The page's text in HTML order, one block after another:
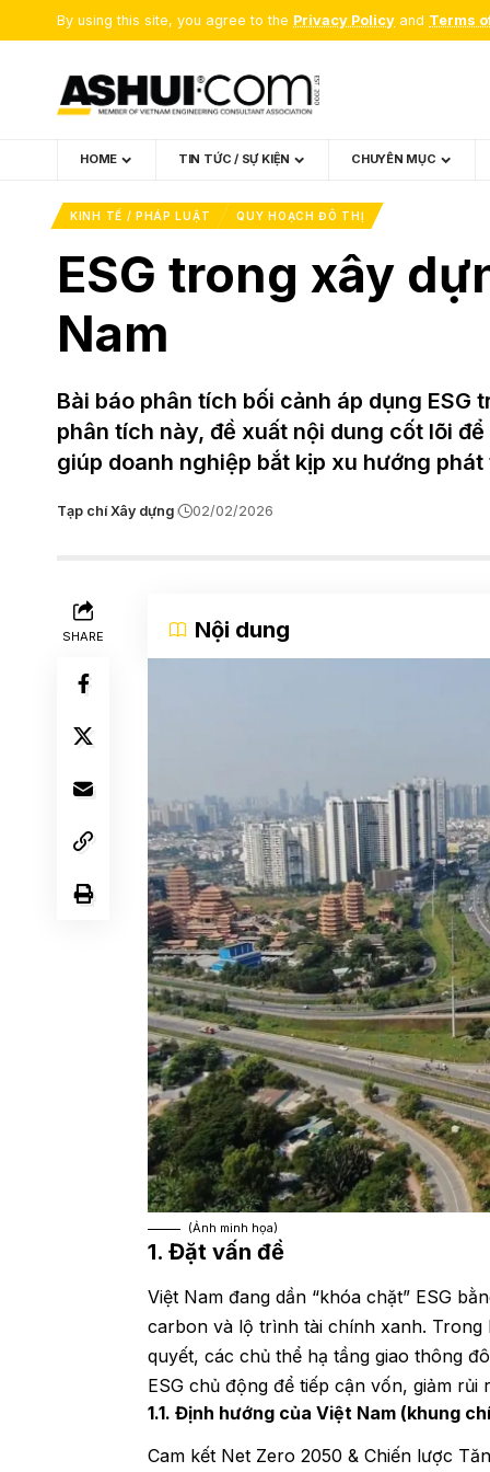
By using this site, you agree to the Privacy Policy and Terms
HOME TIN TỨC / SỰ KIỆN CHUYÊN MỤC
KINH TẾ / PHÁP LUẬT QUY HOẠCH ĐÔ THỊ
ESG trong xây
Nam
Bài báo phân tích bối cảnh áp dụng
phân tích này, đề xuất nội dung cốt lõi
giúp doanh nghiệp bắt kịp xu hướng
Tạp chí Xây dựng 02/02/2026
SHARE Nội dung
(Ảnh minh họa)
1. Đặt vấn đề
Việt Nam đang dần “khóa chặt” ESG
carbon và lộ trình tài chính xanh. Trong
quyết, các chủ thể hạ tầng giao thông
ESG chủ động để tiếp cận vốn, giảm
1.1. Định hướng của Việt Nam (khung
Cam kết Net Zero 2050 & Chiến lược